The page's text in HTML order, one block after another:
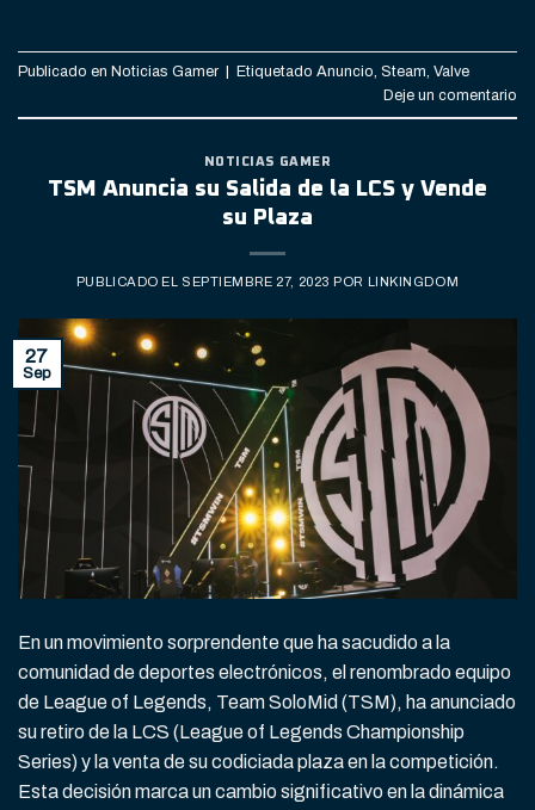
Publicado en Noticias Gamer Etiquetado Anuncio, Steam, Valve
Deje un comentario
NOTICIAS GAMER
TSM Anuncia su Salida de la LCS y Vende
su Plaza
PUBLICADO EL SEPTIEMBRE 27, 2023 POR LINKINGDOM
27
Sep
En un movimiento sorprendente que ha sacudido a la
comunidad de deportes electrónicos, el renombrado equipo
de League of Legends, Team SoloMid (TSM), ha anunciado
su retiro de la LCS (League of Legends Championship
Series) y la venta de su codiciada plaza en la competición.
Esta decisión marca un cambio significativo en la dinámica